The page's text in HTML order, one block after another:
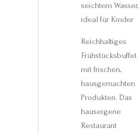
seichtem Wasser,
ideal für Kinder
Reichhaltiges
Frühstücksbuffet
mit frischen,
hausgemachten
Produkten. Das
hauseigene
Restaurant